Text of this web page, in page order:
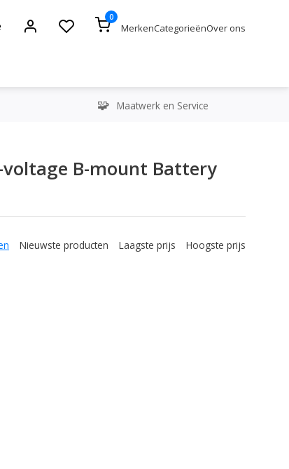
0
MerkenCategorieënOver ons
Maatwerk en Service
voltage B-mount Battery
Nieuwste producten Laagste prijs Hoogste prijs